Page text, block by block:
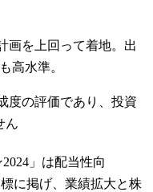
画を上回って着地。出
高水準。
度の評価であり、投資
ん
」は配当性向
に掲げ、業績拡大と株